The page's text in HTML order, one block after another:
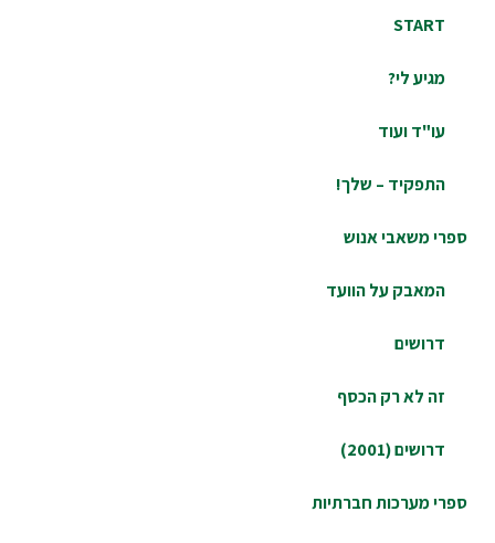
START
מגיע לי?
עו"ד ועוד
התפקיד – שלך!
משאבי אנוש
המאבק על הוועד
דרושים
זה לא רק הכסף
דרושים (2001)
מערכות חברתיות